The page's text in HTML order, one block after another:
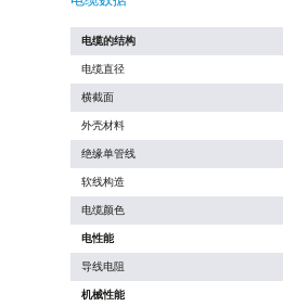
电缆的结构
电缆直径
横截面
外壳材料
绝缘单管线
软线构造
电缆颜色
电性能
导线电阻
机械性能